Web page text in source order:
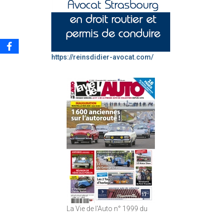
https://reinsdidier-avocat.com/
La Vie de l'Auto n° 1999 du